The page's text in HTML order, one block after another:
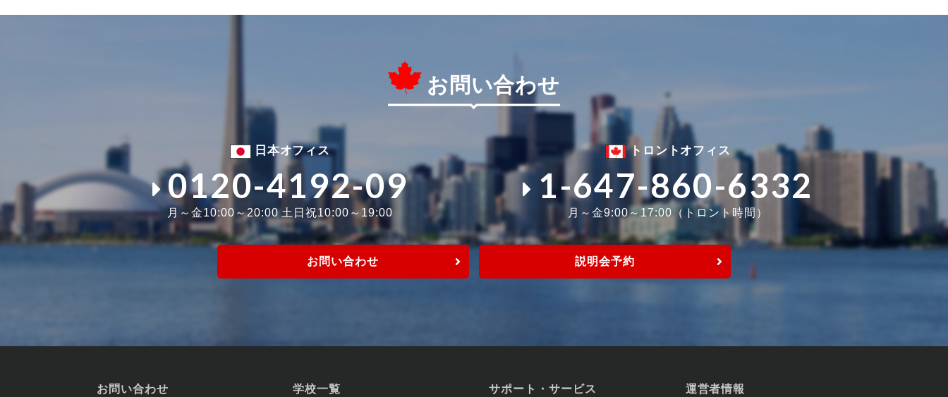
お問い合わせ
日本オフィス
0120-4192-09
月～金10:00～20:00 土日祝10:00～19:00
トロントオフィス
1-647-860-6332
月～金9:00～17:00（トロント時間）
お問い合わせ 説明会予約
お問い合わせ 学校一覧 サポート・サービス 運営者情報